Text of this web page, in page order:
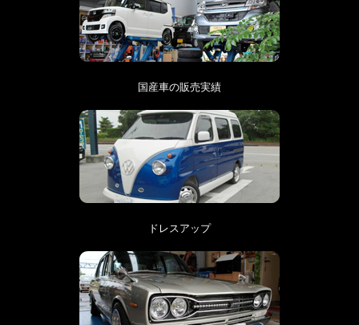
国産車の販売実績
ドレスアップ